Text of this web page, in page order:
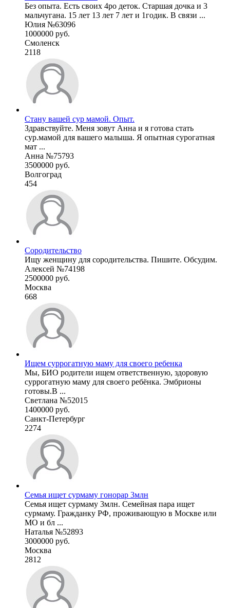
Без опыта. Есть своих 4ро деток. Старшая дочка и 3
мальчугана. 15 лет 13 лет 7 лет и 1годик. В связи ...
Юлия №63096
1000000 руб.
Смоленск
2118
Стану вашей сур мамой. Опыт.
Здравствуйте. Меня зовут Анна и я готова стать
сур.мамой для вашего малыша. Я опытная сурогатная
мат ...
Анна №75793
3500000 руб.
Волгоград
454
Сородительство
Ищу женщину для сородительства. Пишите. Обсудим.
Алексей №74198
2500000 руб.
Москва
668
Ищем суррогатную маму для своего ребенка
Мы, БИО родители ищем ответственную, здоровую
суррогатную маму для своего ребёнка. Эмбрионы
готовы.В ...
Светлана №52015
1400000 руб.
Санкт-Петербург
2274
Семья ищет сурмаму гонорар 3млн
Семья ищет сурмаму 3млн. Семейная пара ищет
сурмаму. Гражданку РФ, проживающую в Москве или
МО и бл ...
Наталья №52893
3000000 руб.
Москва
2812